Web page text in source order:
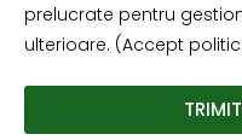
prelucrate pentru
ulterioare. (Accept